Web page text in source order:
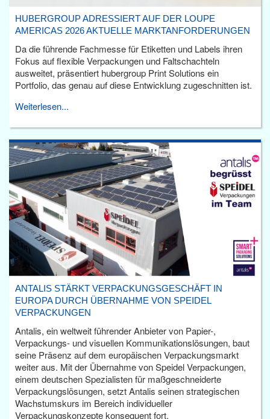
HUBERGROUP ADRESSIERT AUF DER LOUPE
AMERICAS 2026 AKTUELLE MARKTANFORDERUNGEN
Da die führende Fachmesse für Etiketten und Labels ihren
Fokus auf flexible Verpackungen und Faltschachteln
ausweitet, präsentiert hubergroup Print Solutions ein
Portfolio, das genau auf diese Entwicklung zugeschnitten ist.
Weiterlesen...
ANTALIS STÄRKT VERPACKUNGSGESCHÄFT IN
EUROPA DURCH ÜBERNAHME VON SPEIDEL
VERPACKUNGEN
Antalis, ein weltweit führender Anbieter von Papier-,
Verpackungs- und visuellen Kommunikationslösungen, baut
seine Präsenz auf dem europäischen Verpackungsmarkt
weiter aus. Mit der Übernahme von Speidel Verpackungen,
einem deutschen Spezialisten für maßgeschneiderte
Verpackungslösungen, setzt Antalis seinen strategischen
Wachstumskurs im Bereich individueller
Verpackungskonzepte konsequent fort.